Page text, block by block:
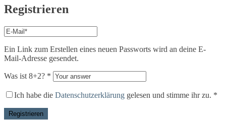
Registrieren
E-
Mail-
Adresse*
Erforderlich
Ein Link zum Erstellen eines neuen Passworts wird an deine E-
Mail-Adresse gesendet.
Was ist 8+2? *
Ich habe die Datenschutzerklärung gelesen und stimme ihr zu. *
Registrieren